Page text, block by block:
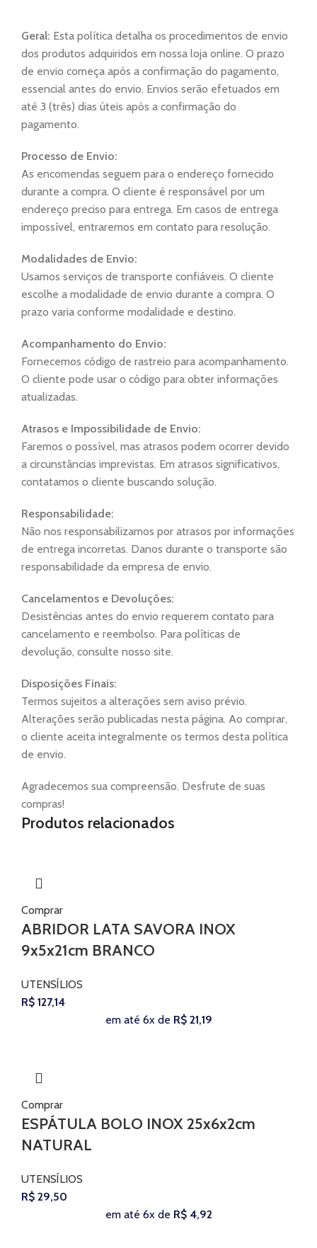
Geral: Esta política detalha os procedimentos de envio
dos produtos adquiridos em nossa loja online. O prazo
de envio começa após a confirmação do pagamento,
essencial antes do envio. Envios serão efetuados em
até 3 (três) dias úteis após a confirmação do
pagamento.
Processo de Envio:
As encomendas seguem para o endereço fornecido
durante a compra. O cliente é responsável por um
endereço preciso para entrega. Em casos de entrega
impossível, entraremos em contato para resolução.
Modalidades de Envio:
Usamos serviços de transporte confiáveis. O cliente
escolhe a modalidade de envio durante a compra. O
prazo varia conforme modalidade e destino.
Acompanhamento do Envio:
Fornecemos código de rastreio para acompanhamento.
O cliente pode usar o código para obter informações
atualizadas.
Atrasos e Impossibilidade de Envio:
Faremos o possível, mas atrasos podem ocorrer devido
a circunstâncias imprevistas. Em atrasos significativos,
contatamos o cliente buscando solução.
Responsabilidade:
Não nos responsabilizamos por atrasos por informações
de entrega incorretas. Danos durante o transporte são
responsabilidade da empresa de envio.
Cancelamentos e Devoluções:
Desistências antes do envio requerem contato para
cancelamento e reembolso. Para políticas de
devolução, consulte nosso site.
Disposições Finais:
Termos sujeitos a alterações sem aviso prévio.
Alterações serão publicadas nesta página. Ao comprar,
o cliente aceita integralmente os termos desta política
de envio.
Agradecemos sua compreensão. Desfrute de suas
compras!
Produtos relacionados
Comprar
ABRIDOR LATA SAVORA INOX
9x5x21cm BRANCO
UTENSÍLIOS
R$ 127,14
em até 6x de R$21,19
Comprar
ESPÁTULA BOLO INOX 25x6x2cm
NATURAL
UTENSÍLIOS
R$ 29,50
em até 6x de R$4,92